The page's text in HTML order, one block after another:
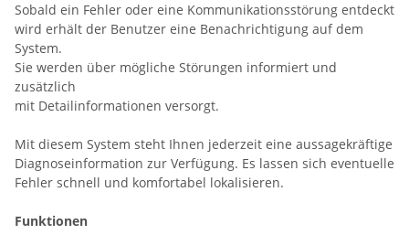
Sobald ein Fehler oder eine Kommunikationsstörung entdeckt
wird erhält der Benutzer eine Benachrichtigung auf dem
System.
Sie werden über mögliche Störungen informiert und
zusätzlich
mit Detailinformationen versorgt.
Mit diesem System steht Ihnen jederzeit eine aussagekräftige
Diagnoseinformation zur Verfügung. Es lassen sich eventuelle
Fehler schnell und komfortabel lokalisieren.
Funktionen